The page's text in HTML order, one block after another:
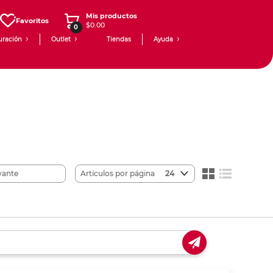
Favoritos
0
Mis productos
$0.00
Outlet Tiendas Ayuda
Artículos por página 24